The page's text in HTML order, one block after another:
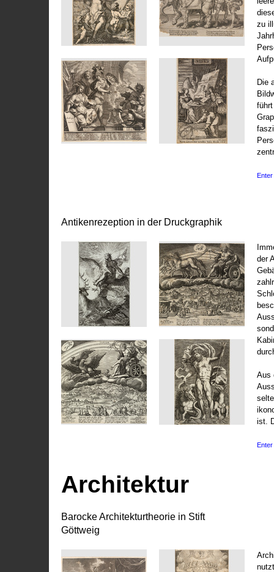
zu
Die
Enter
Antikenrezeption in der Druckgraphik
der
Aus
ist.
Enter
Architektur
Barocke Architekturtheorie in Stift
Göttweig